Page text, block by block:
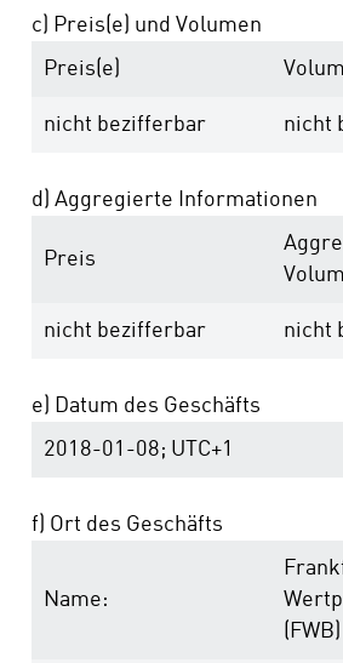
c) Preis(e) und Volumen
Preis(e)
nicht bezifferbar nicht
d) Aggregierte Informationen
Preis
nicht bezifferbar nicht
e) Datum des Geschäfts
2018-01-08; UTC+1
f) Ort des Geschäfts
Name: